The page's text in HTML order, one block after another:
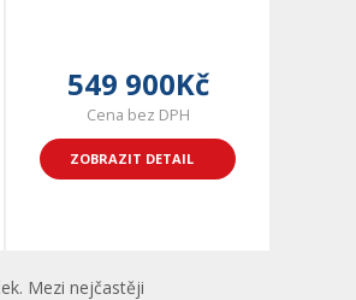
549 900Kč
Cena bez DPH
ZOBRAZIT DETAIL
Mezi nejčastěji